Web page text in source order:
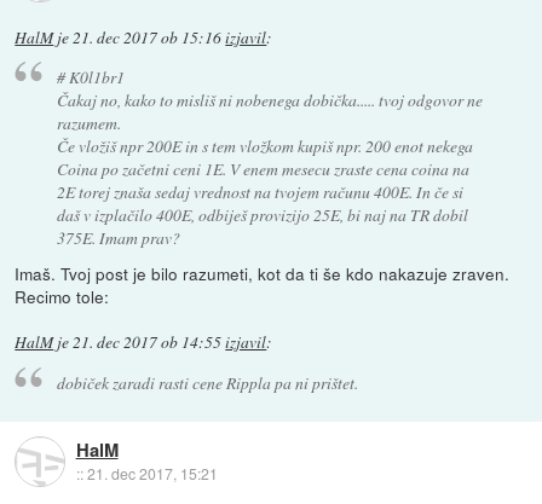
HalMje21. dec 2017 ob 15:16izjavil:
# K0l1br1
Čakaj no, kako to misliš ni nobenega dobička..... tvoj odgovor ne
razumem.
Če vložiš npr 200E in s tem vložkom kupiš npr. 200 enot nekega
Coina po začetni ceni 1E. V enem mesecu zraste cena coina na
2E torej znaša sedaj vrednost na tvojem računu 400E. In če si
daš v izplačilo 400E, odbiješ provizijo 25E, bi naj na TR dobil
375E. Imam prav?
Imaš. Tvoj post je bilo razumeti, kot da ti še kdo nakazuje zraven.
Recimo tole:
HalMje21. dec 2017 ob 14:55izjavil:
dobiček zaradi rasti cene Rippla pa ni prištet.
HalM
::21. dec 2017, 15:21